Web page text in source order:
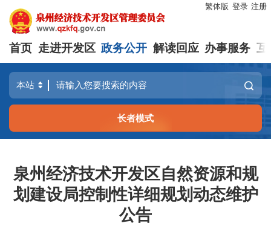
繁体版 登录 注册
首页 走进开发区 政务公开 解读回应 办事服务 互
长者模式
泉州经济技术开发区自然资源和规
划建设局控制性详细规划动态维护
公告